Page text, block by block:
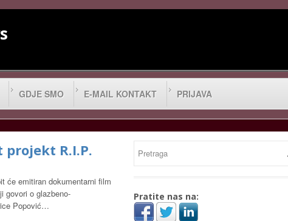
GDJE SMO E-MAIL KONTAKT PRIJAVA
R.I.P.
će emitiran dokumentarni film
govori o glazbeno-
Popović…
Pratite nas na: